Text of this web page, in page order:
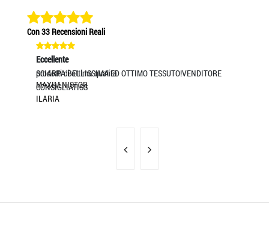
Con 33 Recensioni Reali
Eccellente
prodotti di ottima qualita
MAXIM NISTOR
Eccellente
SCIARPA BELLISSIMA ED OTTIMO TESSUTO!VENDITORE
CONSIGLIATISS
ILARIA